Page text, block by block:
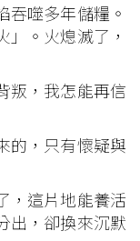
噬多年儲糧。
。火熄滅了，
，我怎能再信
，只有懷疑與
這片地能養活
出，卻換來沉默